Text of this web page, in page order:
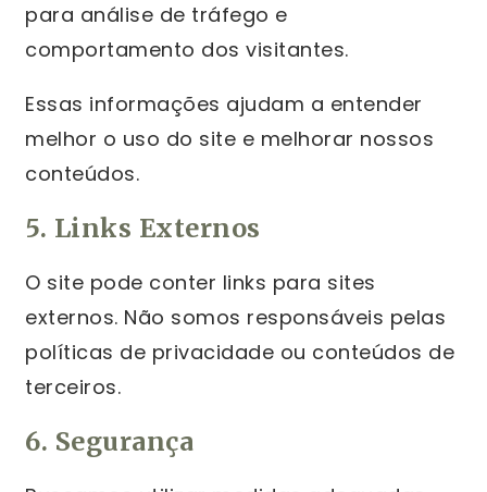
para análise de tráfego e
comportamento dos visitantes.
Essas informações ajudam a entender
melhor o uso do site e melhorar nossos
conteúdos.
5. Links Externos
O site pode conter links para sites
externos. Não somos responsáveis pelas
políticas de privacidade ou conteúdos de
terceiros.
6. Segurança